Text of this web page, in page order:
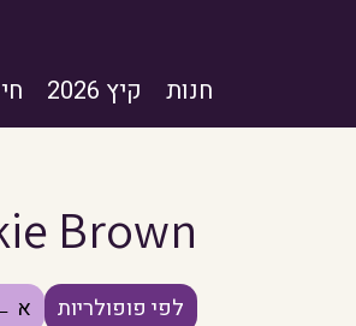
חנות קיץ 2026
Brown
לפי פופולריות א